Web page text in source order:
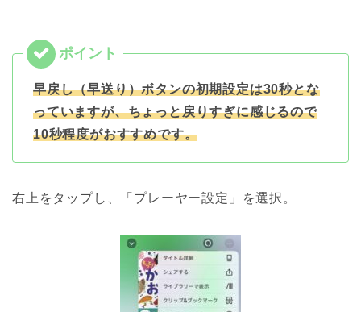
早戻し（早送り）ボタンの初期設定は30秒とな
っていますが、ちょっと戻りすぎに感じるので
10秒程度がおすすめです。
右上をタップし、「プレーヤー設定」を選択。